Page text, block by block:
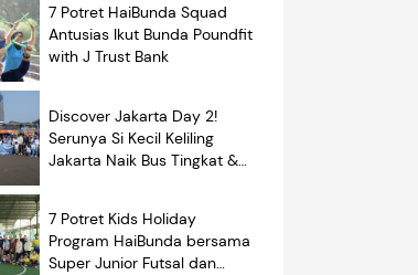
7 Potret HaiBunda Squad
Antusias Ikut Bunda Poundfit
with J Trust Bank
Discover Jakarta Day 2!
Serunya Si Kecil Keliling
Jakarta Naik Bus Tingkat &
7 Potret Kids Holiday
Program HaiBunda bersama
Super Junior Futsal dan